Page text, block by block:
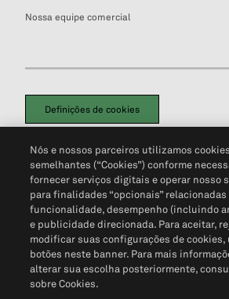
Nossa equipe comercial
Definições de cookies
Política de PrivacidadePortal de privacidade do
Não Venda Minhas Informações Pessoais©
Nós e nossos parceiros utilizamos
semelhantes (“Cookies”) conforme
fornecer serviços digitais e operar nosso
para finalidades “opcionais” relacionadas
funcionalidade, desempenho (incluindo
e publicidade direcionada. Para aceitar,
modificar suas configurações de cookies,
botões neste banner. Para mais
alterar sua escolha posteriormente,
sobre Cookies.